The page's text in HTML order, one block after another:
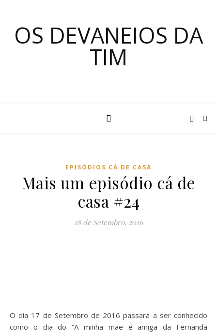
OS DEVANEIOS DA
TIM
EPISÓDIOS CÁ DE CASA
Mais um episódio cá de
casa #24
18 de Setembro, 2016
O dia 17 de Setembro de 2016 passará a ser conhecido
como o dia do “A minha mãe é amiga da Fernanda